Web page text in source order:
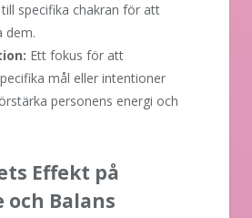
specifika chakran för att
dem.
Ett fokus för att
mål eller intentioner
personens energi och
Effekt på
och Balans